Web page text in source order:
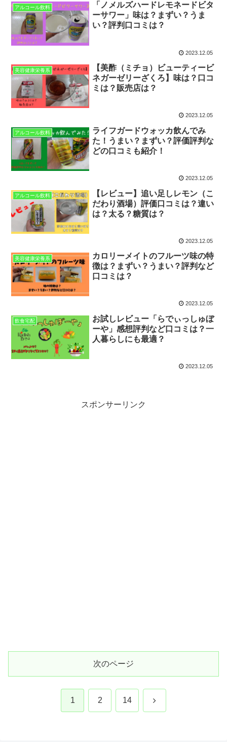
アルコール飲料
「ノメルズハードレモネードビタ
ーサワー」味は？まずい？うま
い？評判口コミは？
2023.12.05
美容健康栄養系
【美酢（ミチョ）ビューティービ
ネガーゼリーざくろ】味は？口コ
ミは？販売店は？
2023.12.05
アルコール飲料
ライフガードウォッカ飲んでみ
た！うまい？まずい？評価評判な
どの口コミも紹介！
2023.12.05
アルコール飲料
【レビュー】追い足しレモン（こ
だわり酒場）評価口コミは？違い
は？太る？糖質は？
2023.12.05
美容健康栄養系
カロリーメイトのフルーツ味の特
徴は？まずい？うまい？評判など
口コミは？
2023.12.05
飲食宅配
お試しレビュー「らでぃっしゅぼ
ーや」感想評判など口コミは？一
人暮らしにも最適？
2023.12.05
スポンサーリンク
次のページ
1 2 14 次